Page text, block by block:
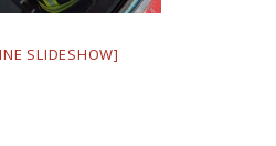
SLIDESHOW]